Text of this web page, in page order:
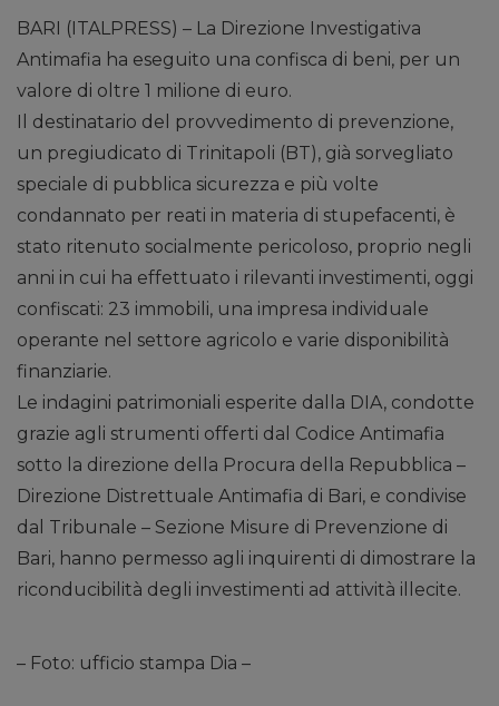
BARI (ITALPRESS) – La Direzione Investigativa
Antimafia ha eseguito una confisca di beni, per un
valore di oltre 1 milione di euro.
Il destinatario del provvedimento di prevenzione,
un pregiudicato di Trinitapoli (BT), già sorvegliato
speciale di pubblica sicurezza e più volte
condannato per reati in materia di stupefacenti, è
stato ritenuto socialmente pericoloso, proprio negli
anni in cui ha effettuato i rilevanti investimenti, oggi
confiscati: 23 immobili, una impresa individuale
operante nel settore agricolo e varie disponibilità
finanziarie.
Le indagini patrimoniali esperite dalla DIA, condotte
grazie agli strumenti offerti dal Codice Antimafia
sotto la direzione della Procura della Repubblica –
Direzione Distrettuale Antimafia di Bari, e condivise
dal Tribunale – Sezione Misure di Prevenzione di
Bari, hanno permesso agli inquirenti di dimostrare la
riconducibilità degli investimenti ad attività illecite.
– Foto: ufficio stampa Dia –